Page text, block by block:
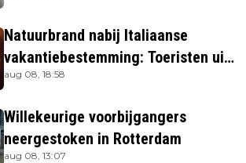
Natuurbrand nabij Italiaanse
vakantiebestemming: Toeristen uit
verblijven gehaald
aug 08, 18:58
Willekeurige voorbijgangers
neergestoken in Rotterdam
aug 08, 13:07